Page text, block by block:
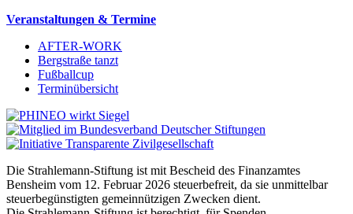
Veranstaltungen & Termine
AFTER-WORK
Bergstraße tanzt
Fußballcup
Terminübersicht
Die Strahlemann-Stiftung ist mit Bescheid des Finanzamtes
Bensheim vom 12. Februar 2026 steuerbefreit, da sie unmittelbar
steuerbegünstigten gemeinnützigen Zwecken dient.